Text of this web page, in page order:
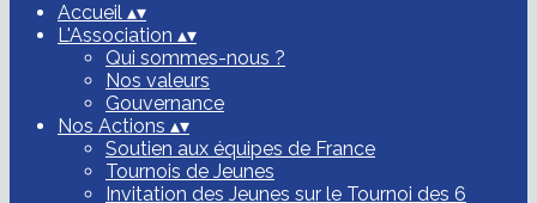
Accueil ▴▾
L'Association ▴▾
Qui sommes-nous ?
Nos valeurs
Gouvernance
Nos Actions ▴▾
Soutien aux équipes de France
Tournois de Jeunes
Invitation des Jeunes sur le Tournoi des 6